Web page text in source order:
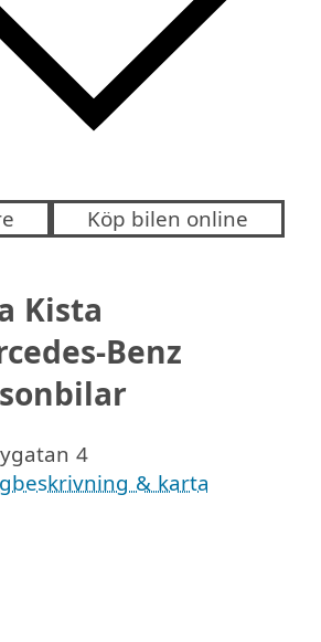
Köp bilen online
Kista
Benz
4
& karta